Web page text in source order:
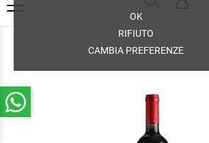
OK
RIFIUTO
CAMBIA PREFERENZE